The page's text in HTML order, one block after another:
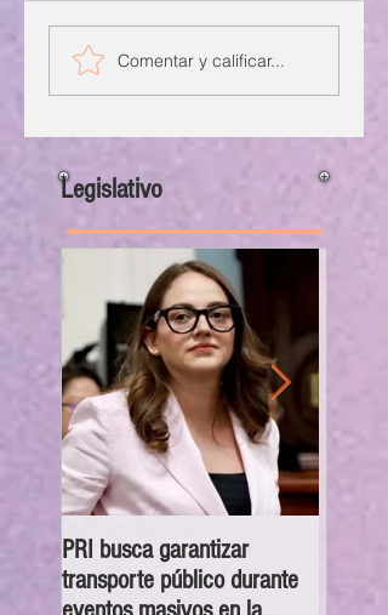
Comentar y calificar...
Legislativo
PRI busca garantizar
transporte público durante